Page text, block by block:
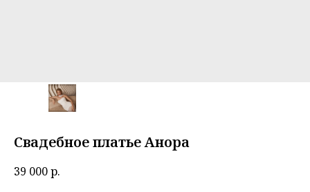
Свадебное платье Анора
39 000р.